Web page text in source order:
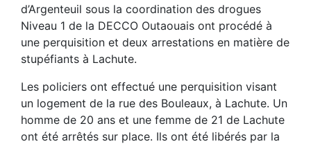
d’Argenteuil sous la coordination des drogues
Niveau 1 de la DECCO Outaouais ont procédé à
une perquisition et deux arrestations en matière de
stupéfiants à Lachute.
Les policiers ont effectué une perquisition visant
un logement de la rue des Bouleaux, à Lachute. Un
homme de 20 ans et une femme de 21 de Lachute
ont été arrêtés sur place. Ils ont été libérés par la